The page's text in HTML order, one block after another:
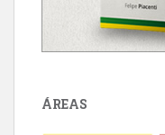
ÁREAS